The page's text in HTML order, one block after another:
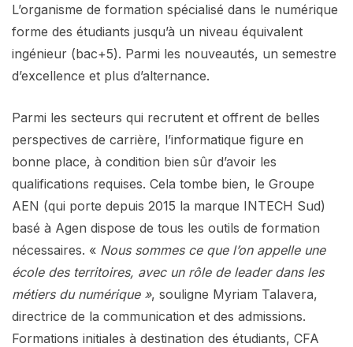
L’organisme de formation spécialisé dans le numérique
forme des étudiants jusqu’à un niveau équivalent
ingénieur (bac+5). Parmi les nouveautés, un semestre
d’excellence et plus d’alternance.
Parmi les secteurs qui recrutent et offrent de belles
perspectives de carrière, l’informatique figure en
bonne place, à condition bien sûr d’avoir les
qualifications requises. Cela tombe bien, le Groupe
AEN (qui porte depuis 2015 la marque INTECH Sud)
basé à Agen dispose de tous les outils de formation
nécessaires. « Nous sommes ce que l’on appelle une
école des territoires, avec un rôle de leader dans les
métiers du numérique », souligne Myriam Talavera,
directrice de la communication et des admissions.
Formations initiales à destination des étudiants, CFA